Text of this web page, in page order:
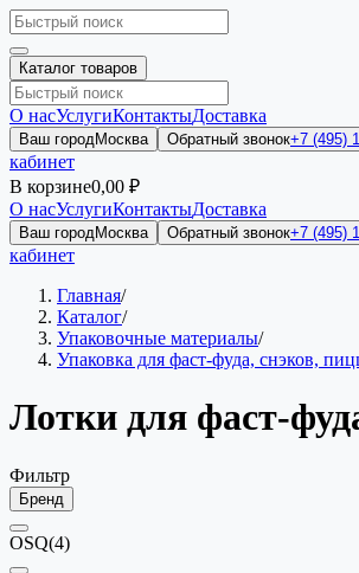
Каталог товаров
О насУслугиКонтактыДоставка
Ваш городМосква Обратный звонок+7 (495)
кабинет
В корзине0,00 ₽
О насУслугиКонтактыДоставка
Ваш городМосква Обратный звонок+7 (495)
кабинет
Главная/
Каталог/
Упаковочные материалы/
Упаковка для фаст-фуда, снэков,
Лотки для фаст-
Фильтр
Бренд
OSQ(4)